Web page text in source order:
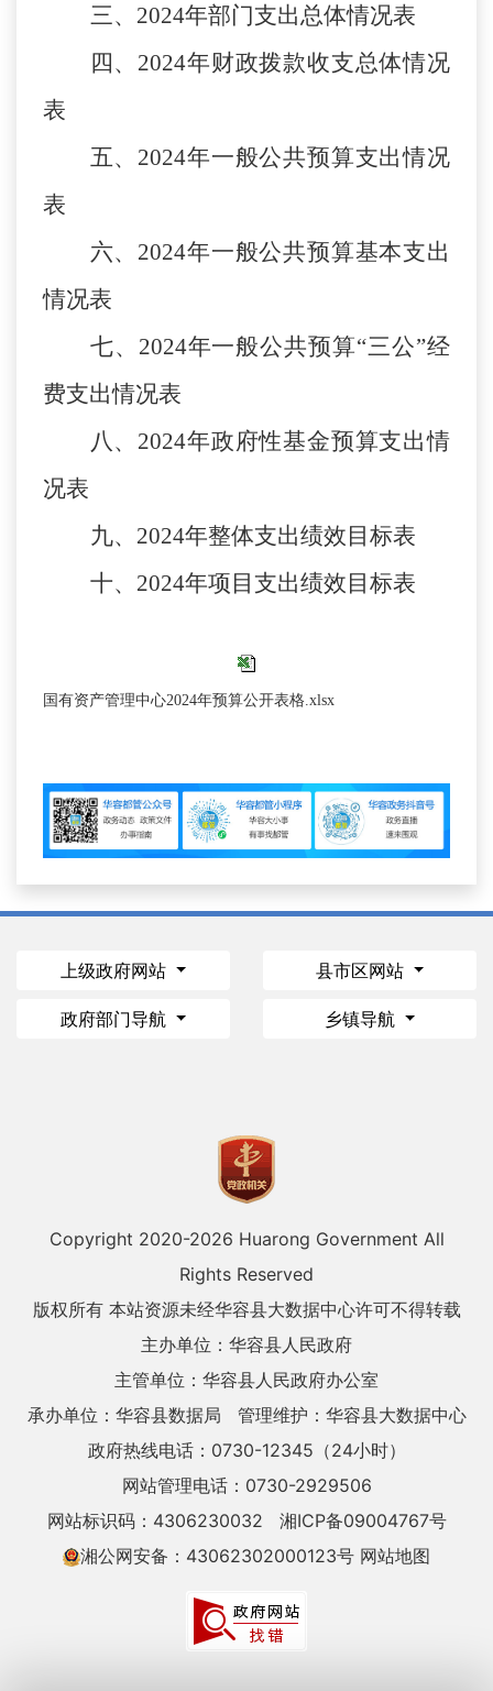
三、 2024年部门支出总体情况表
四、 2024年财政拨款收支总体情况
表
五、 2024年一般公共预算支出情况
表
六、 2024年一般公共预算基本支出
情况表
七、 2024年一般公共预算“三公”经
费支出情况表
八、 2024年政府性基金预算支出情
况表
九、 2024年整体支出绩效目标表
十、 2024年项目支出绩效目标表
国有资产管理中心2024年预算公开表格.xlsx
上级政府网站 县市区网站
政府部门导航 乡镇导航
Copyright 2020-2026 Huarong Government All
Rights Reserved
版权所有 本站资源未经华容县大数据中心许可不得转载
主办单位：华容县人民政府
主管单位：华容县人民政府办公室
承办单位：华容县数据局
管理维护：华容县大数据中心
政府热线电话：0730-12345（24小时）
网站管理电话：0730-2929506
网站标识码：4306230032
湘ICP备09004767号
湘公网安备：43062302000123号 网站地图